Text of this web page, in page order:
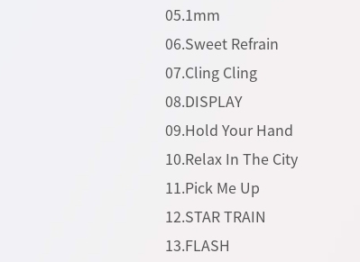
05.1mm
06.Sweet Refrain
07.Cling Cling
08.DISPLAY
09.Hold Your Hand
10.Relax In The City
11.Pick Me Up
12.STAR TRAIN
13.FLASH